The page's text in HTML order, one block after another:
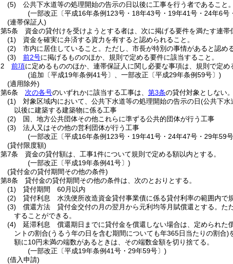
(5)
公共下水道等の処理開始の告示の日以後に工事を行う者であること。
(一部改正〔平成16年条例123号・18年43号・19年41号・24年6号
(連帯保証人)
第5条
資金の貸付けを受けようとする者は、次に掲げる要件を満たす連帯
(1)
資金を確実に弁済する資力を有すると認められること。
(2)
市内に居住していること。 ただし、市長が特別の事情があると認め
(3)
前2号に掲げるもののほか、規則で定める要件に該当すること。
2
前項に定めるもののほか、連帯保証人に関し必要な事項は、規則で定め
(追加〔平成19年条例41号〕、一部改正〔平成29年条例59号〕)
(適用除外)
第6条
次の各号のいずれかに該当する工事は、 第3条の貸付対象としない。
(1)
対象区域内において、公共下水道等の処理開始の告示の日(公共下水
以後に建築する建築物に係る工事
(2)
国、地方公共団体その他これらに準ずる公共的団体が行う工事
(3)
法人又はその他の営利団体が行う工事
(一部改正〔平成16年条例123号・19年41号・24年47号・29年59
(貸付限度額)
第7条
資金の貸付額は、工事1件について規則で定める額以内とする。
(一部改正〔平成19年条例41号〕)
(貸付金の貸付期間その他の条件)
第8条
貸付金の貸付期間その他の条件は、次のとおりとする。
(1)
貸付期間 60月以内
(2)
貸付利息 水洗便所改造資金貸付事業債に係る貸付利率の範囲内で規
(3)
償還方法 貸付金交付の月の翌月から元利均等月賦償還とする。 た
することができる。
(4)
延滞利息 償還期日までに貸付金を償還しない場合は、定められた
ントの割合(うるう年の日を含む期間についても年365日当たりの割合)
額に10円未満の端数があるときは、その端数金額を切り捨てる。
(一部改正〔平成19年条例41号・29年59号〕)
(借入申請)